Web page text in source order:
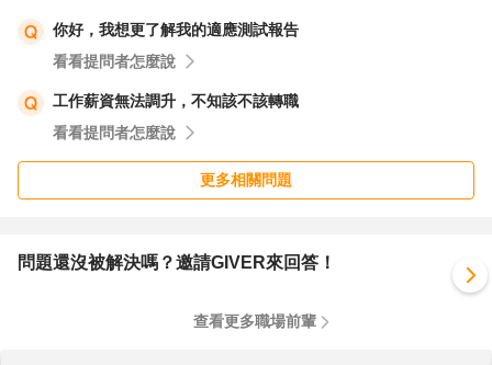
你好，我想更了解我的適應測試報告
看看提問者怎麼說
工作薪資無法調升，不知該不該轉職
看看提問者怎麼說
更多相關問題
問題還沒被解決嗎？邀請GIVER來回答！
查看更多職場前輩